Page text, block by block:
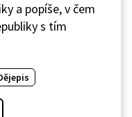
a popíše, v čem
s tím